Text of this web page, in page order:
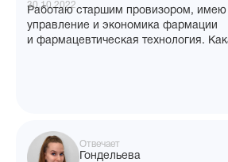
30.10.2022
Работаю старшим провизором, имею
управление и экономика фармации
и фармацевтическая технология.
Отвечает
Гондельева